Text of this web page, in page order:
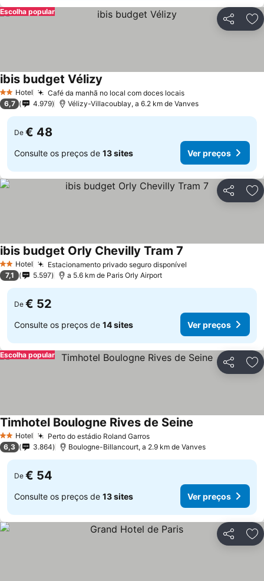
Partilhar
Escolha popular
2 Estrelas
Hotel Café da manhã no local com doces locais
ibis budget Vélizy
6,7 4.979 Vélizy-Villacoublay, a 6.2 km de Vanves
De € 48
Consulte os preços de 13 sites Ver preços
Partilhar
2 Estrelas
Hotel Estacionamento privado seguro disponível
ibis budget Orly Chevilly Tram 7
7,1 5.597 a 5.6 km de Paris Orly Airport
De € 52
Consulte os preços de 14 sites Ver preços
Partilhar
Escolha popular
2 Estrelas
Hotel Perto do estádio Roland Garros
Timhotel Boulogne Rives de Seine
6,3 3.864 Boulogne-Billancourt, a 2.9 km de Vanves
De € 54
Consulte os preços de 13 sites Ver preços
Partilhar